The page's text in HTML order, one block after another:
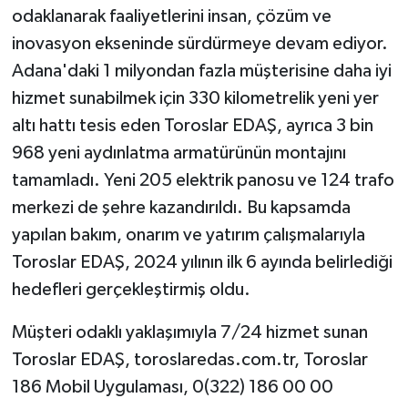
odaklanarak faaliyetlerini insan, çözüm ve
inovasyon ekseninde sürdürmeye devam ediyor.
Adana'daki 1 milyondan fazla müşterisine daha iyi
hizmet sunabilmek için 330 kilometrelik yeni yer
altı hattı tesis eden Toroslar EDAŞ, ayrıca 3 bin
968 yeni aydınlatma armatürünün montajını
tamamladı. Yeni 205 elektrik panosu ve 124 trafo
merkezi de şehre kazandırıldı. Bu kapsamda
yapılan bakım, onarım ve yatırım çalışmalarıyla
Toroslar EDAŞ, 2024 yılının ilk 6 ayında belirlediği
hedefleri gerçekleştirmiş oldu.
Müşteri odaklı yaklaşımıyla 7/24 hizmet sunan
Toroslar EDAŞ, toroslaredas.com.tr, Toroslar
186 Mobil Uygulaması, 0(322) 186 00 00